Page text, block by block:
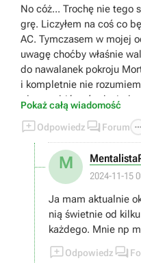
No cóż... Trochę nie tego
grę. Liczyłem na coś co
AC. Tymczasem w mojej
uwagę choćby właśnie
do nawalanek pokroju
i kompletnie nie
głowy robić coś tak
(przynajmniej dla mnie)
zwyczajnie... nudna. Bo
uzależniony jest od tej
bossa można
przygoda z tym tytułem
Wysiadam.
Pokaż całą wiadomość
Odpowiedz  Forum 
M
2024-11-15
Ja mam aktualnie
nią świetnie od
każdego. Mnie np
Odpowiedz 